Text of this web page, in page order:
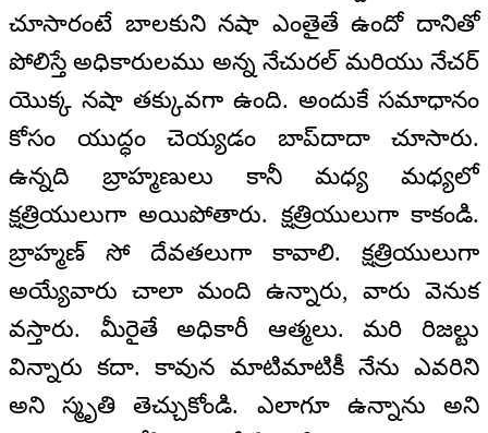
చూసారంటే బాలకుని నషా ఎంతైతే ఉందో దానితో
పోలిస్తే అధికారులము అన్న నేచురల్‌ మరియు నేచర్‌
యొక్క నషా తక్కువగా ఉంది. అందుకే సమాధానం
కోసం యుద్ధం చెయ్యడం బాప్‌దాదా చూసారు.
ఉన్నది బ్రాహ్మణులు కానీ మధ్య మధ్యలో
క్షత్రియులుగా అయిపోతారు. క్షత్రియులుగా కాకండి.
బ్రాహ్మణ్‌ సో దేవతలుగా కావాలి. క్షత్రియులుగా
అయ్యేవారు చాలా మంది ఉన్నారు, వారు వెనుక
వస్తారు. మీరైతే అధికారీ ఆత్మలు. మరి రిజల్టు
విన్నారు కదా. కావున మాటిమాటికీ నేను ఎవరిని
అని స్మృతి తెచ్చుకోండి. ఎలాగూ ఉన్నాను అని